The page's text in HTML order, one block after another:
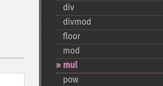
div
divmod
floor
mod
mul
pow